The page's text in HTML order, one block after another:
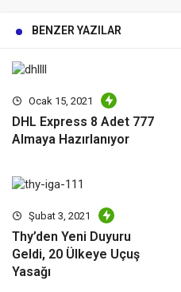
BENZER YAZILAR
Ocak 15, 2021
DHL Express 8 Adet 777
Almaya Hazırlanıyor
Şubat 3, 2021
Thy’den Yeni Duyuru
Geldi, 20 Ülkeye Uçuş
Yasağı